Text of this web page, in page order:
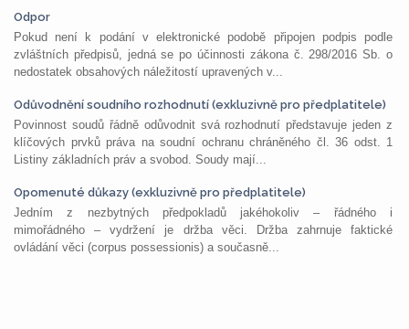
Odpor
Pokud není k podání v elektronické podobě připojen podpis podle
zvláštních předpisů, jedná se po účinnosti zákona č. 298/2016 Sb. o
nedostatek obsahových náležitostí upravených v...
Odůvodnění soudního rozhodnutí (exkluzivně pro předplatitele)
Povinnost soudů řádně odůvodnit svá rozhodnutí představuje jeden z
klíčových prvků práva na soudní ochranu chráněného čl. 36 odst. 1
Listiny základních práv a svobod. Soudy mají...
Opomenuté důkazy (exkluzivně pro předplatitele)
Jedním z nezbytných předpokladů jakéhokoliv – řádného i
mimořádného – vydržení je držba věci. Držba zahrnuje faktické
ovládání věci (corpus possessionis) a současně...